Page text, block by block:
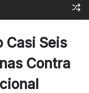
Casi Seis
Contra